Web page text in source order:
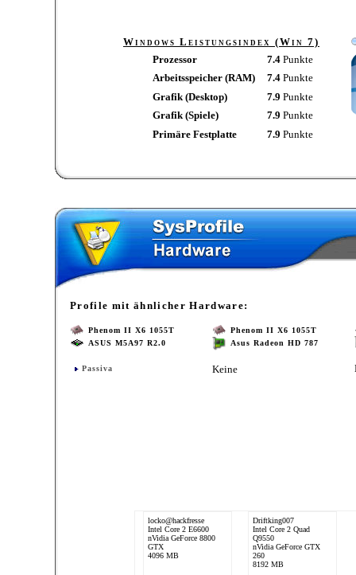
Windows Leistungsindex (Win 7)
Prozessor
7.4 Punkte
Arbeitsspeicher (RAM)
7.4 Punkte
Grafik (Desktop)
7.9 Punkte
Grafik (Spiele)
7.9 Punkte
Primäre Festplatte
7.9 Punkte
Profile mit ähnlicher Hardware:
Phenom II X6 1055T
ASUS M5A97 R2.0
Passiva
Phenom II X6 1055T
Asus Radeon HD 787
Keine
locko@hackfresse
Intel Core 2 E6600
nVidia GeForce 8800
GTX
4096 MB
Driftking007
Intel Core 2 Quad
Q9550
nVidia GeForce GTX
260
8192 MB